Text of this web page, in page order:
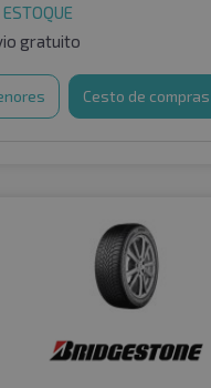
gratuito
Cesto de compras